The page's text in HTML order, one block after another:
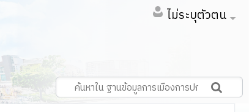
ไม่ระบุตัวตน